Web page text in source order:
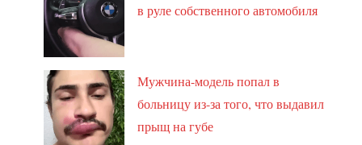
в руле собственного автомобиля
Мужчина-модель попал в
больницу из-за того, что выдавил
прыщ на губе